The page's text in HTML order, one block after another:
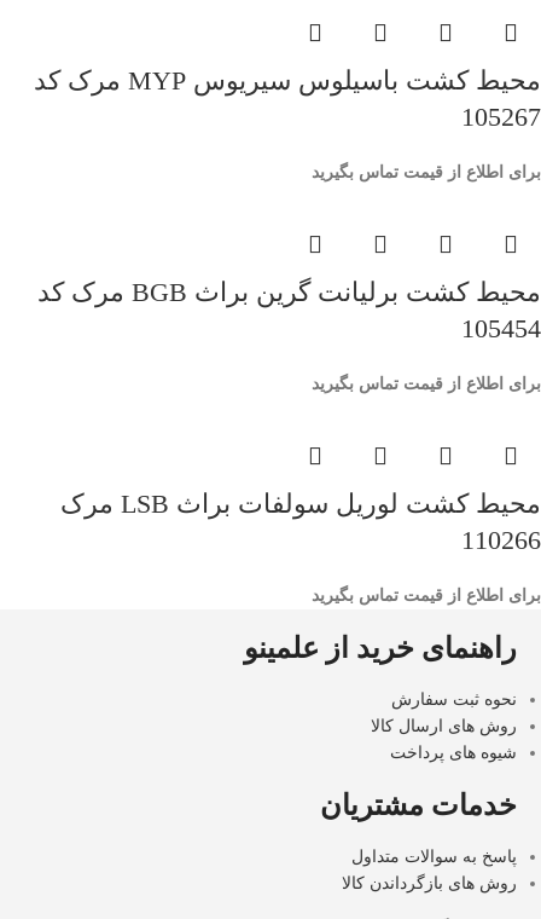
محیط کشت باسیلوس سیریوس MYP مرک کد
105267
برای اطلاع از قیمت تماس بگیرید
محیط کشت برلیانت گرین براث BGB مرک کد
105454
برای اطلاع از قیمت تماس بگیرید
محیط کشت لوریل سولفات براث LSB مرک
110266
برای اطلاع از قیمت تماس بگیرید
راهنمای خرید از علمینو
نحوه ثبت سفارش
روش های ارسال کالا
شیوه های پرداخت
خدمات مشتریان
پاسخ به سوالات متداول
روش های بازگرداندن کالا